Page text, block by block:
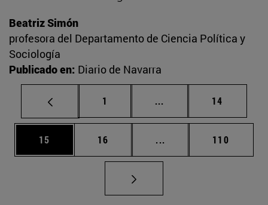
Beatriz Simón
profesora del Departamento de Ciencia Política y
Sociología
Publicado en: Diario de Navarra
Página
1 ... Páginas intermedias
Página
14
Página
15 Página
16 ... Páginas intermedias
Página
110